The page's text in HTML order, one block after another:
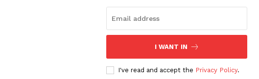
I WANT IN
I've read and accept the Privacy Policy.